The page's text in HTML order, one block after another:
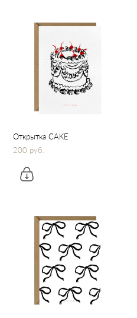
Открытка CAKE
200 pуб.